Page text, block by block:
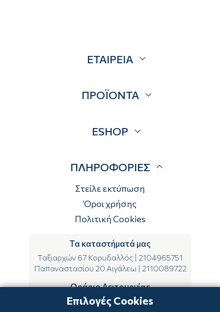
ΕΤΑΙΡΕΙΑ
Επικοινωνία
ΠΡΟΪΟΝΤΑ
Brands
ESHOP
Τρόποι αποστολής
Τρόποι πληρωμής
Επιστροφές
ΠΛΗΡΟΦΟΡΙΕΣ
Στείλε εκτύπωση
Όροι χρήσης
Πολιτική Cookies
Τα καταστήματά μας
Ταξιαρχών 67 Κορυδαλλός
2104965751
Παπαναστασίου 20 Αιγάλεω
2110089722
Ωράριο Λειτουργίας
ΔΕ-ΤΕ-ΣΑ 09:00-15:00
Επιλογές Cookies